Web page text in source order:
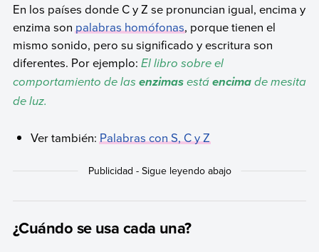
En los países donde C y Z se pronuncian igual, encima y
enzima sonpalabras homófonas, porque tienen el
mismo sonido, pero su significado y escritura son
diferentes. Por ejemplo: El libro sobre el
comportamiento de las enzimasestá encimade mesita
de luz.
Ver también:Palabras con S, C y Z
¿Cuándo se usa cada una?